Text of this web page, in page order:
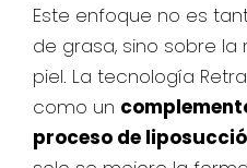
Este enfoque no es
de grasa, sino sobre
piel. La tecnología
como un
proceso de